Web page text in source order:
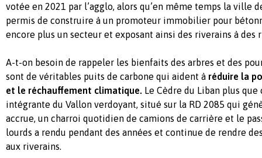
votée en 2021 par l’agglo, alors qu’en même temps la ville
permis de construire à un promoteur immobilier pour
encore plus un secteur et exposant ainsi des riverains à des
A-t-on besoin de rappeler les bienfaits des arbres et des
sont de véritables puits de carbone qui aident à réduire la
et le réchauffement climatique. Le Cèdre du Liban plus
intégrante du Vallon verdoyant, situé sur la RD 2085 qui
accrue, un charroi quotidien de camions de carrière et le
lourds a rendu pendant des années et continue de rendre
aux riverains.